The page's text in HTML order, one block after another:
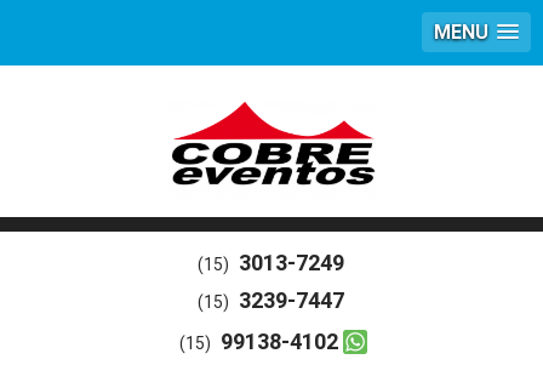
MENU
(15) 3013-7249
(15) 3239-7447
(15) 99138-4102